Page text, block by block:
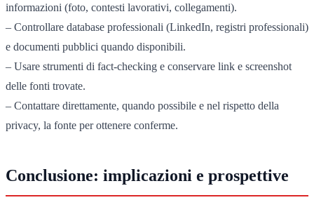
informazioni (foto, contesti lavorativi, collegamenti).
– Controllare database professionali (LinkedIn, registri professionali)
e documenti pubblici quando disponibili.
– Usare strumenti di fact-checking e conservare link e screenshot
delle fonti trovate.
– Contattare direttamente, quando possibile e nel rispetto della
privacy, la fonte per ottenere conferme.
Conclusione: implicazioni e prospettive